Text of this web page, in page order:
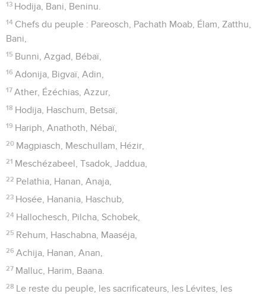
13 Hodija, Bani, Beninu.
14 Chefs du peuple : Pareosch, Pachath Moab, Élam, Zatthu,
Bani,
15 Bunni, Azgad, Bébaï,
16 Adonija, Bigvaï, Adin,
17 Ather, Ézéchias, Azzur,
18 Hodija, Haschum, Betsaï,
19 Hariph, Anathoth, Nébaï,
20 Magpiasch, Meschullam, Hézir,
21 Meschézabeel, Tsadok, Jaddua,
22 Pelathia, Hanan, Anaja,
23 Hosée, Hanania, Haschub,
24 Hallochesch, Pilcha, Schobek,
25 Rehum, Haschabna, Maaséja,
26 Achija, Hanan, Anan,
27 Malluc, Harim, Baana.
28 Le reste du peuple, les sacrificateurs, les Lévites, les